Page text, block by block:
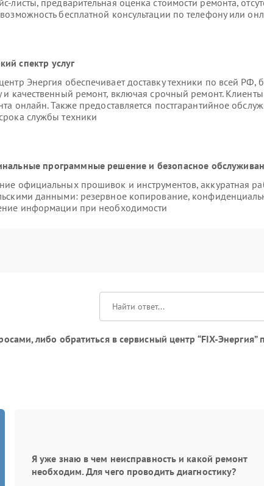
листы, предварительная оценка стоимости ремонта,
бесплатной консультации по телефону или
спектр услуг
Энергия обеспечивает доставку техники по всей РФ,
и качественный ремонт, включая срочный ремонт. Клиенты
онлайн. Также предоставляется постгарантийное
службы техники
программные решение и безопасное
официальных прошивок и инструментов, аккуратная
данными: резервное копирование,
информации при необходимости
либо обратиться в сервисный центр “FIX-
Я уже знаю в чем неисправность и какой ремонт
необходим. Для чего проводить диагностику?